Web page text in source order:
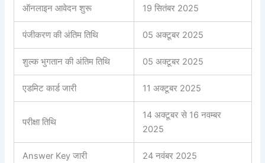
ऑनलाइन आवेदन शुरू 19 सितंबर 2025
पंजीकरण की अंतिम तिथि 05 अक्टूबर 2025
शुल्क भुगतान की अंतिम तिथि 05 अक्टूबर 2025
एडमिट कार्ड जारी 11 अक्टूबर 2025
परीक्षा तिथि
14 अक्टूबर से 16 नवम्बर
2025
Answer Key जारी 24 नवंबर 2025